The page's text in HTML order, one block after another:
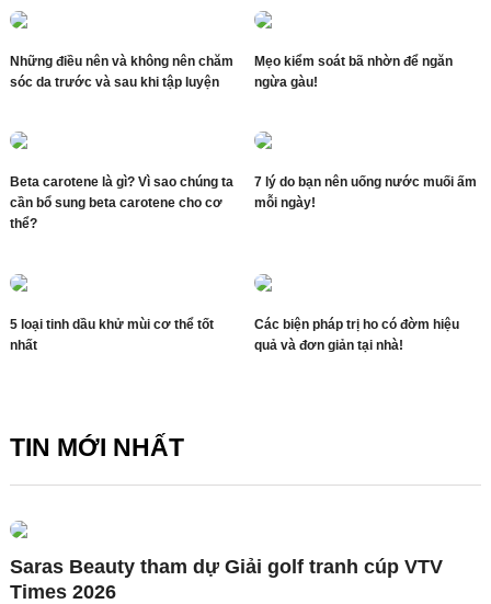
Những điều nên và không nên chăm
sóc da trước và sau khi tập luyện
Mẹo kiểm soát bã nhờn để ngăn
ngừa gàu!
Beta carotene là gì? Vì sao chúng ta
cần bổ sung beta carotene cho cơ
thể?
7 lý do bạn nên uống nước muối ấm
mỗi ngày!
5 loại tinh dầu khử mùi cơ thể tốt
nhất
Các biện pháp trị ho có đờm hiệu
quả và đơn giản tại nhà!
TIN MỚI NHẤT
Saras Beauty tham dự Giải golf tranh cúp VTV
Times 2026